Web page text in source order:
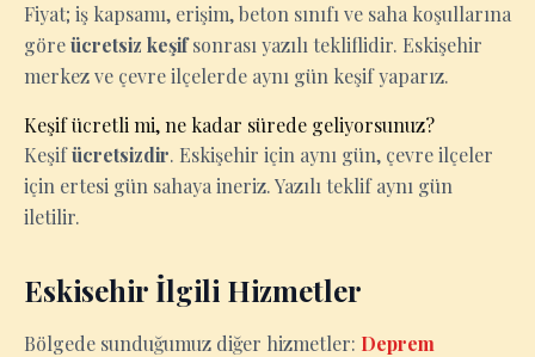
Fiyat; iş kapsamı, erişim, beton sınıfı ve saha koşullarına
göreücretsiz keşifsonrası yazılı tekliflidir. Eskişehir
merkez ve çevre ilçelerde aynı gün keşif yaparız.
Keşif ücretli mi, ne kadar sürede geliyorsunuz?
Keşifücretsizdir. Eskişehir için aynı gün, çevre ilçeler
için ertesi gün sahaya ineriz. Yazılı teklif aynı gün
iletilir.
Eskisehir İlgili Hizmetler
Bölgede sunduğumuz diğer hizmetler: Deprem